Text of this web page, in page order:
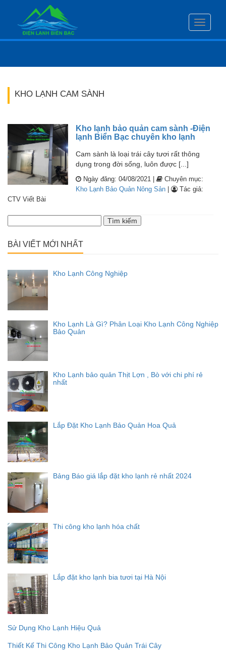
Toggle
KHO LẠNH CAM SÀNH
Kho lạnh bảo quản cam sành -Điện
lạnh Biển Bạc chuyên kho lạnh
Cam sành là loại trái cây tươi rất thông
dụng trong đời sống, luôn được [...]
Ngày đăng: 04/08/2021 |
Chuyên mục:
Kho Lạnh Bảo Quản Nông Sản
Tác giả:
CTV Viết Bài
kiếm
BÀI VIẾT MỚI NHẤT
Kho Lạnh Công Nghiệp
Kho Lạnh Là Gì? Phân Loại Kho Lạnh Công Nghiệp
Bảo Quản
Kho Lạnh bảo quản Thịt Lợn , Bò với chi phí rẻ
nhất
Lắp Đặt Kho Lạnh Bảo Quản Hoa Quả
Bảng Báo giá lắp đặt kho lạnh rẻ nhất 2024
Thi công kho lạnh hóa chất
Lắp đặt kho lạnh bia tươi tại Hà Nội
Sử Dụng Kho Lạnh Hiệu Quả
Thiết Kế Thi Công Kho Lạnh Bảo Quản Trái Cây